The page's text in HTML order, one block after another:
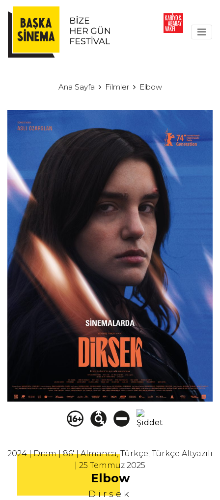
Ana Sayfa Filmler Elbow
2024 | Dram | 86' | Almanca, Türkçe; Türkçe Altyazılı
| 25 Temmuz 2025
Elbow
Dirsek